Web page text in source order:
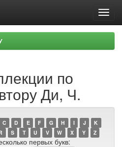
по
Ди, Ч.
C D E F G H I J
K
S T U V W X Y Z
первых букв: